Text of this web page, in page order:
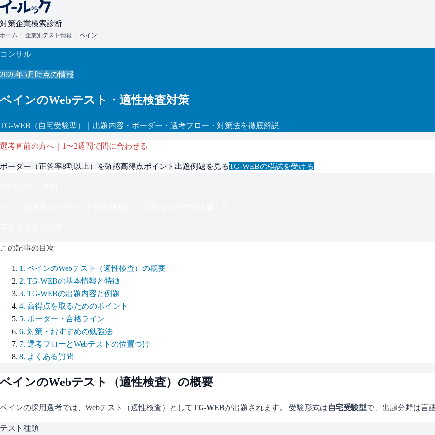
対策企業検索診断
ホーム 企業別テスト情報 ベイン
コンサル
2026年5月 時点の情報
ベインのWebテスト・適性検査対策
TG-WEB （自宅受験型） ｜出題内容・ボーダー・選考フロー・対策法を徹底解説
選考直前の方へ｜1〜2週間で間に合わせる
ボーダー（正答率8割以上 ）を確認高得点ポイント 出題例題を見るTG-WEBの模試を受ける
この記事の目次
1 . ベインのWebテスト（適性検査）の概要
2. TG-WEBの基本情報と特徴
3. TG-WEBの出題内容と例題
4. 高得点を取るためのポイント
5. ボーダー・合格ライン
6. 対策・おすすめの勉強法
7. 選考フローとWebテストの位置づけ
8. よくある質問
ベインのWebテスト（適性検査）の概要
ベインの採用選考では、Webテスト（適性検査）としてTG-WEBが出題されます。 受験形式は自宅受験型で、 出題分野は言
テスト種類